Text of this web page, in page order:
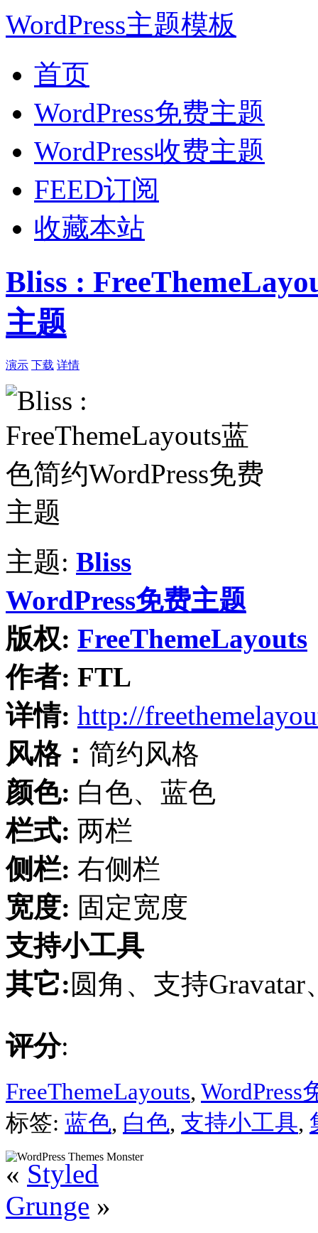
WordPress主题模板
首页
WordPress免费主题
WordPress收费主题
FEED订阅
收藏本站
Bliss :
主题
演示 下载 详情
主题: Bliss
WordPress免费主题
版权: FreeThemeLayouts
作者: FTL
详情: http://
风格： 简约风格
颜色: 白色、蓝色
栏式: 两栏
侧栏: 右侧栏
宽度: 固定宽度
支持小工具
其它:圆角、支持Gravatar
评分:
FreeThemeLayouts, WordPress
标签: 蓝色, 白色, 支持小工具,
« Styled
Grunge »